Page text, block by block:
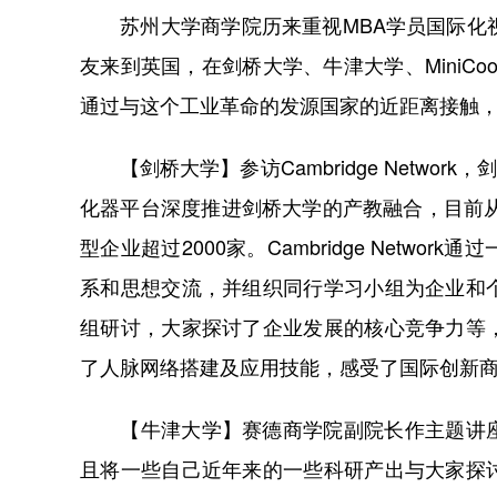
苏州大学商学院历来重视MBA学员国际化
友来到英国，在剑桥大学、牛津大学、
通过与这个工业革命的发源国家的近距离接触
【剑桥大学】参访Cambridge Network，剑
化器平台深度推进剑桥大学的产教融合，目前
型企业超过2000家。Cambridge Network通
系和思想交流，并组织同行学习小组为企业
组研讨，大家探讨了企业发展的核心竞争力
了人脉网络搭建及应用技能，感受了国际创新
【牛津大学】赛德商学院副院长作主题讲
且将一些自己近年来的一些科研产出与大家